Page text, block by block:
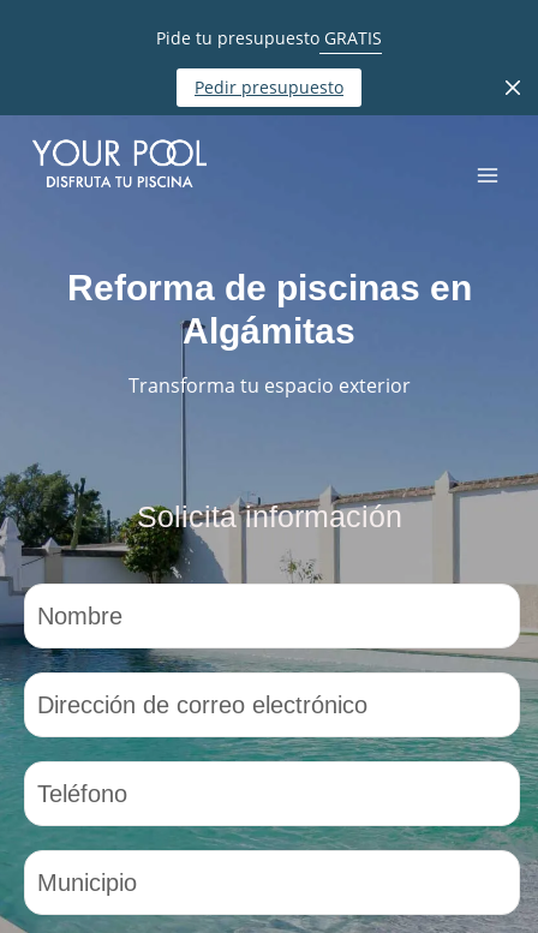
Pide tu presupuesto GRATIS
Pedir presupuesto
Reforma de piscinas en
Algámitas
Transforma tu espacio exterior
Solicita información